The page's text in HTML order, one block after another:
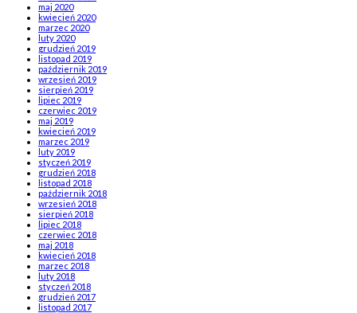
maj 2020
kwiecień 2020
marzec 2020
luty 2020
grudzień 2019
listopad 2019
październik 2019
wrzesień 2019
sierpień 2019
lipiec 2019
czerwiec 2019
maj 2019
kwiecień 2019
marzec 2019
luty 2019
styczeń 2019
grudzień 2018
listopad 2018
październik 2018
wrzesień 2018
sierpień 2018
lipiec 2018
czerwiec 2018
maj 2018
kwiecień 2018
marzec 2018
luty 2018
styczeń 2018
grudzień 2017
listopad 2017